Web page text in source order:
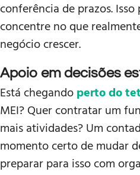
conferência de prazos.
concentre no que
negócio crescer.
Apoio em decisões
Está chegandoperto do
MEI? Quer contratar um
mais atividades? Um
momento certo de mudar
preparar para isso com